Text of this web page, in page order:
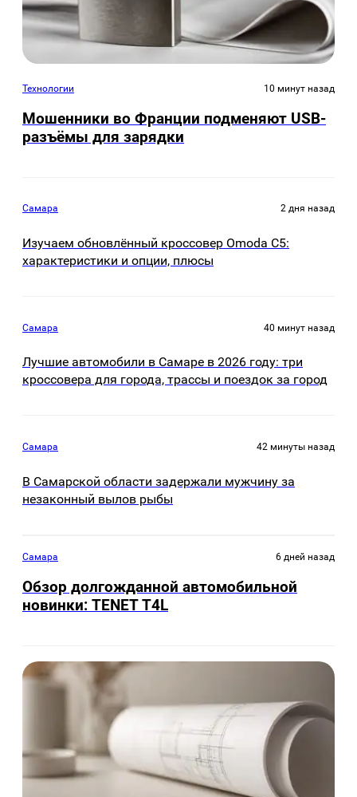
Технологии 10 минут назад
Мошенники во Франции подменяют USB-
разъёмы для зарядки
Самара 2 дня назад
Изучаем обновлённый кроссовер Omoda C5:
характеристики и опции, плюсы
Самара 40 минут назад
Лучшие автомобили в Самаре в 2026 году: три
кроссовера для города, трассы и поездок за город
Самара 42 минуты назад
В Самарской области задержали мужчину за
незаконный вылов рыбы
Самара 6 дней назад
Обзор долгожданной автомобильной
новинки: TENET Т4L